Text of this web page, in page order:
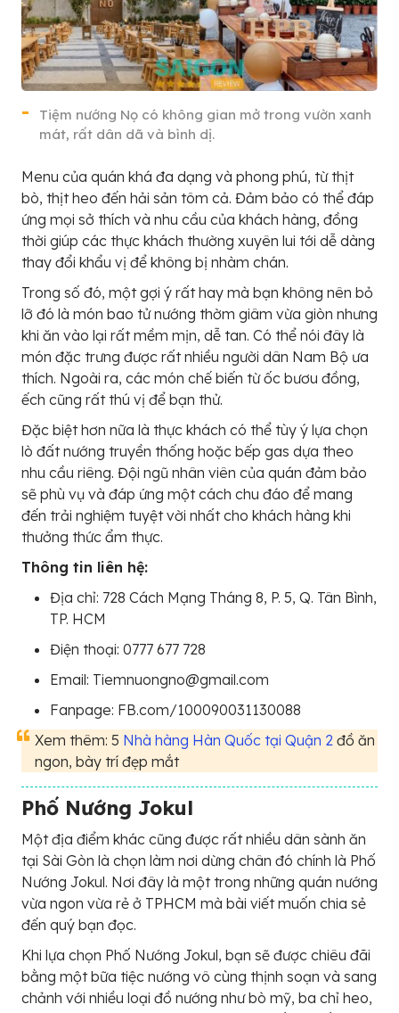
Tiệm nướng Nọ có không gian mở trong vườn xanh
mát, rất dân dã và bình dị.
Menu của quán khá đa dạng và phong phú, từ thịt
bò, thịt heo đến hải sản tôm cả. Đảm bảo có thể đáp
ứng mọi sở thích và nhu cầu của khách hàng, đồng
thời giúp các thực khách thường xuyên lui tới dễ dàng
thay đổi khẩu vị để không bị nhàm chán.
Trong số đó, một gợi ý rất hay mà bạn không nên bỏ
lỡ đó là món bao tử nướng thờm giâm vừa giòn nhưng
khi ăn vào lại rất mềm mịn, dễ tan. Có thể nói đây là
món đặc trưng được rất nhiều người dân Nam Bộ ưa
thích. Ngoài ra, các món chế biến từ ốc bươu đồng,
ếch cũng rất thú vị để bạn thử.
Đặc biệt hơn nữa là thực khách có thể tùy ý lựa chọn
lò đất nướng truyền thống hoặc bếp gas dựa theo
nhu cầu riêng. Đội ngũ nhân viên của quán đảm bảo
sẽ phù vụ và đáp ứng một cách chu đáo để mang
đến trải nghiệm tuyệt vời nhất cho khách hàng khi
thưởng thức ẩm thực.
Thông tin liên hệ:
Địa chỉ: 728 Cách Mạng Tháng 8, P. 5, Q. Tân Bình,
TP. HCM
Điện thoại: 0777 677 728
Email: Tiemnuongno@gmail.com
Fanpage: FB.com/100090031130088
Xem thêm: 5 Nhà hàng Hàn Quốc tại Quận 2 đồ ăn
ngon, bày trí đẹp mắt
Phố Nướng Jokul
Một địa điểm khác cũng được rất nhiều dân sành ăn
tại Sài Gòn là chọn làm nơi dừng chân đó chính là Phố
Nướng Jokul. Nơi đây là một trong những quán nướng
vừa ngon vừa rẻ ở TPHCM mà bài viết muốn chia sẻ
đến quý bạn đọc.
Khi lựa chọn Phố Nướng Jokul, bạn sẽ được chiêu đãi
bằng một bữa tiệc nướng vô cùng thịnh soạn và sang
chảnh với nhiều loại đồ nướng như bò mỹ, ba chỉ heo,